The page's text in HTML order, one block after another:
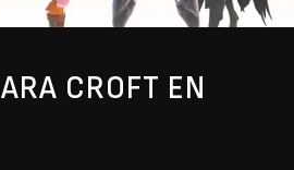
CROFT EN